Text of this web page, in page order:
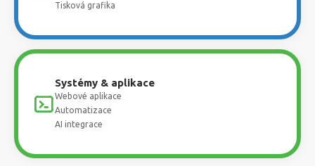
Tisková grafika
Systémy & aplikace
Webové aplikace
Automatizace
AI integrace